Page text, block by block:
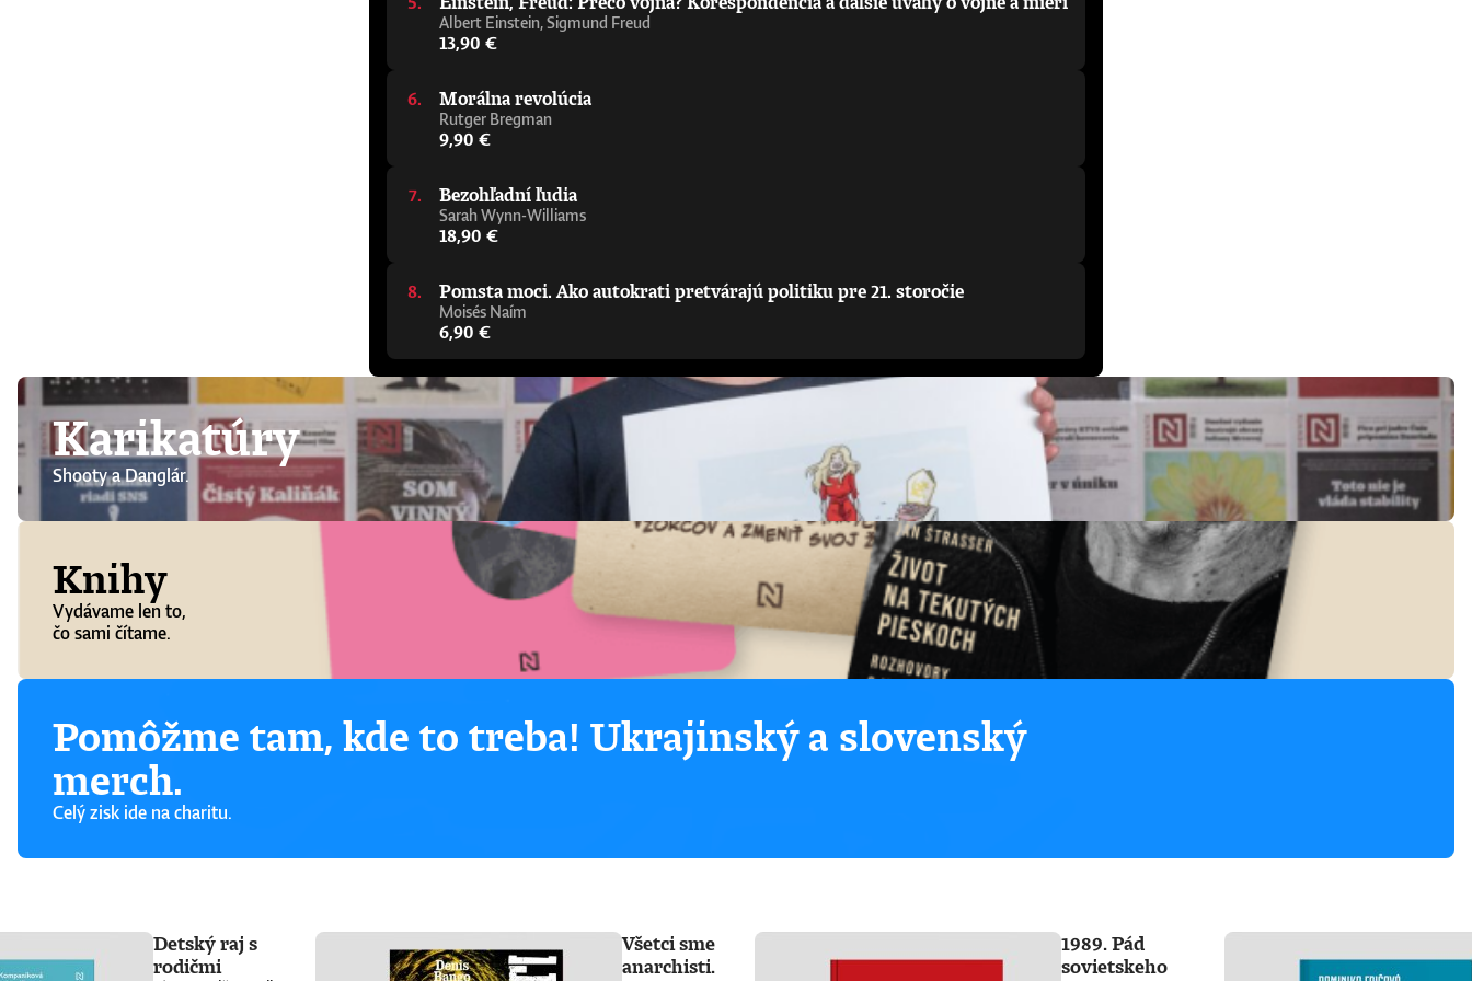
Albert Einstein, Sigmund Freud
13,90 €
Morálna revolúcia
Rutger Bregman
9,90 €
Bezohľadní ľudia
Sarah Wynn-Williams
18,90 €
Pomsta moci. Ako autokrati pretvárajú politiku pre 21. storočie
Moisés Naím
6,90 €
Karikatúry
Shooty a Danglár.
Knihy
Vydávame len to,
čo sami čítame.
Pomôžme tam, kde to treba! Ukrajinský a slovenský
merch.
Celý zisk ide na charitu.
Detský raj s
rodičmi
Všetci sme
anarchisti.
1989. Pád
sovietskeho